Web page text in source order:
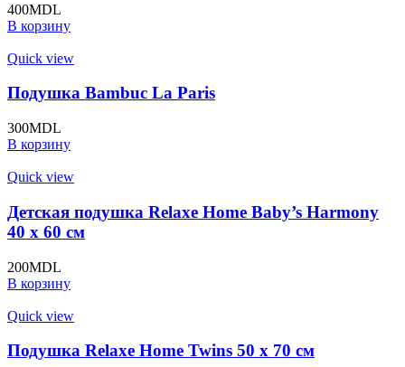
400MDL
В корзину
Quick view
Подушка Bambuc La Paris
300MDL
В корзину
Quick view
Детская подушка Relaxe Home Baby’s Harmony
40 x 60 см
200MDL
В корзину
Quick view
Подушка Relaxe Home Twins 50 x 70 см